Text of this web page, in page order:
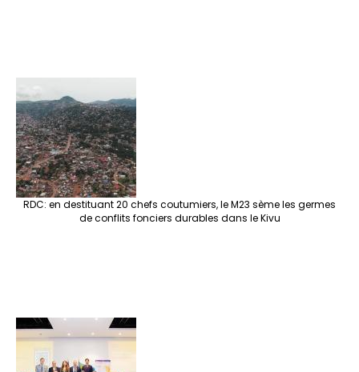
RDC: en destituant 20 chefs coutumiers, le M23 sème les germes
de conflits fonciers durables dans le Kivu